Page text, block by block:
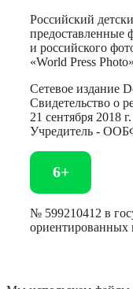
Российский
предоставленные
и российского
«World Press
Сетевое издание
Свидетельство о
21 сентября 2018 г.
Учредитель -
6+
№ 599210412 в
ориентированных